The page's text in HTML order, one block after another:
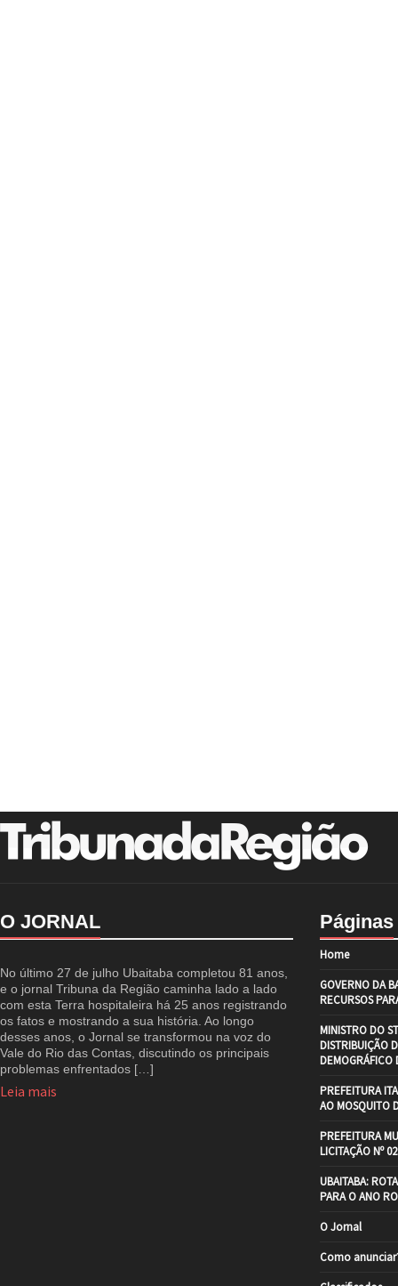
O JORNAL
No último 27 de julho Ubaitaba completou 81 anos,
e o jornal Tribuna da Região caminha lado a lado
com esta Terra hospitaleira há 25 anos registrando
os fatos e mostrando a sua história. Ao longo
desses anos, o Jornal se transformou na voz do
Vale do Rio das Contas, discutindo os principais
problemas enfrentados […]
Leia mais
Páginas
Home
GOVERNO DA
RECURSOS
MINISTRO DO
DISTRIBUIÇÃO
DEMOGRÁFICO
PREFEITURA
AO MOSQUITO
PREFEITURA
LICITAÇÃO Nº
UBAITABA:
PARA O ANO
O Jornal
Como